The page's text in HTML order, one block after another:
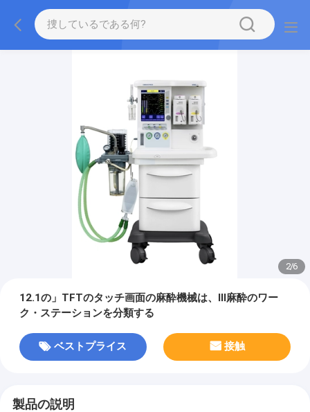
2/6
12.1の」TFTのタッチ画面の麻酔機械は、III麻酔のワー
ク・ステーションを分類する
ベストプライス 接触
製品の説明